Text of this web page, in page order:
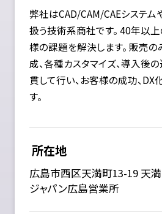
弊社はCAD/CAM/CAEシステム
扱う技術系商社です。 40年以上
様の課題を解決します。 販売の
成、各種カスタマイズ、導入後
貫して行い、お客様の成功、DX
す。
所在地
広島市西区天満町13-19 天
ジャパン広島営業所